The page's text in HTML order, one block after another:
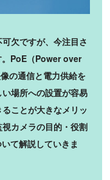
欠ですが、今注目さ
。PoE（Power over
の通信と電力供給を
場所への設置が容易
ことが大きなメリッ
カメラの目的・役割
て解説していきま